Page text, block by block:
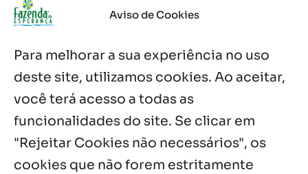
Aviso de Cookies
Para melhorar a sua experiência no uso
deste site, utilizamos cookies. Ao aceitar,
você terá acesso a todas as
funcionalidades do site. Se clicar em
"Rejeitar Cookies não necessários", os
cookies que não forem estritamente
8 ago, 2026
Acolhidos e voluntários participam do
Sopão da Comunidade Mata Redonda
7 ago, 2026
Es de Chapala celebram perseverança e
missão em encontro
7 ago, 2026